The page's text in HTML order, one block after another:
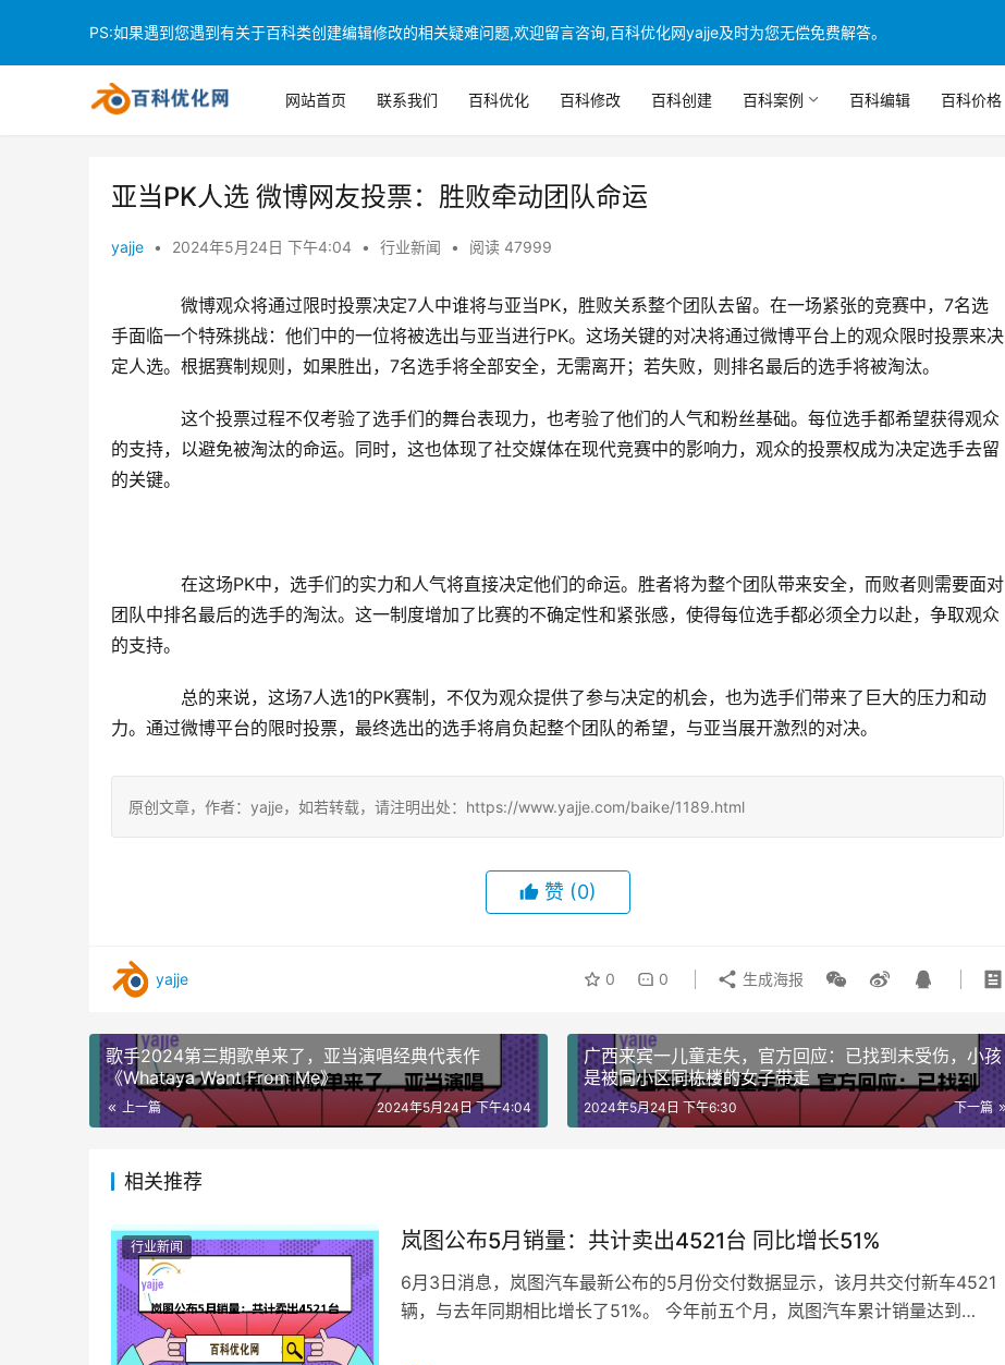
网站首页 联系我们 百科优化 百科修改 百科创建 百科案例 百科编辑 百科价格
亚当PK人选 微博网友投票：胜败牵动团队命运
yajje • 2024年5月24日 下午4:04 • 行业新闻 • 阅读 47999
微博观众将通过限时投票决定7人中谁将与亚当PK，胜败关系整个团队去留。在一场紧张的竞赛中，7名选
手面临一个特殊挑战：他们中的一位将被选出与亚当进行PK。这场关键的对决将通过微博平台上的观众限时投票来决
定人选。根据赛制规则，如果胜出，7名选手将全部安全，无需离开；若失败，则排名最后的选手将被淘汰。
这个投票过程不仅考验了选手们的舞台表现力，也考验了他们的人气和粉丝基础。每位选手都希望获得观众
的支持，以避免被淘汰的命运。同时，这也体现了社交媒体在现代竞赛中的影响力，观众的投票权成为决定选手去留
的关键。
在这场PK中，选手们的实力和人气将直接决定他们的命运。胜者将为整个团队带来安全，而败者则需要面对
团队中排名最后的选手的淘汰。这一制度增加了比赛的不确定性和紧张感，使得每位选手都必须全力以赴，争取观众
的支持。
总的来说，这场7人选1的PK赛制，不仅为观众提供了参与决定的机会，也为选手们带来了巨大的压力和动
力。通过微博平台的限时投票，最终选出的选手将肩负起整个团队的希望，与亚当展开激烈的对决。
原创文章，作者：yajje，如若转载，请注明出处：https://www.yajje.com/baike/1189.html
赞 (0)
yajje 0 0 生成海报
歌手2024第三期歌单来了，亚当演唱经典代表作
《Whataya Want From Me》
上一篇 2024年5月24日 下午4:04
广西来宾一儿童走失，官方回应：已找到未受伤，小孩
是被同小区同栋楼的女子带走
下一篇
2024年5月24日 下午6:30
相关推荐
行业新闻 岚图公布5月销量：共计卖出4521台 同比增长51%
6月3日消息，岚图汽车最新公布的5月份交付数据显示，该月共交付新车4521
辆，与去年同期相比增长了51%。 今年前五个月，岚图汽车累计销量达到
PS:如果遇到您遇到有关于百科类创建编辑修改的相关疑难问题,欢迎留言咨询,百科优化网yajje及时为您无偿免费解答。